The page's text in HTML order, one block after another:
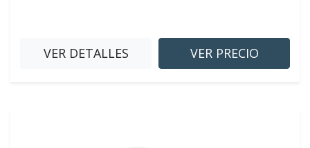
VER DETALLES VER PRECIO